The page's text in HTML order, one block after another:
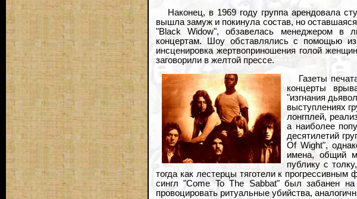
Наконец, в 1969 году группа арендовала
вышла замуж и покинула состав, но
"Black Widow", обзавелась менеджером в
концертам. Шоу обставлялись с помощью
инсценировка жертвоприношения голой
заговорили в желтой прессе.
Газеты
концерты
"изгнания
выступлениях
лонгплей,
а наиболее
десятилетий
Of Wight",
имена, общий
публику с
тогда как лестерцы тяготели к
сингл "Come To The Sabbat" был забанен
провоцировать ритуальные убийства,